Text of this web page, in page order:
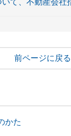
て、不動産会
戻る
かた